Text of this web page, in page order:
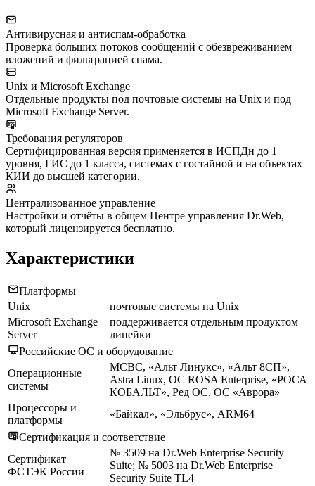
Антивирусная и антиспам-обработка
Проверка больших потоков сообщений с обезвреживанием
вложений и фильтрацией спама.
Unix и Microsoft Exchange
Отдельные продукты под почтовые системы на Unix и под
Microsoft Exchange Server.
Требования регуляторов
Сертифицированная версия применяется в ИСПДн до 1
уровня, ГИС до 1 класса, системах с гостайной и на объектах
КИИ до высшей категории.
Централизованное управление
Настройки и отчёты в общем Центре управления Dr.Web,
который лицензируется бесплатно.
Характеристики
Платформы
Unix
почтовые системы на Unix
Microsoft Exchange
Server
поддерживается отдельным продуктом
линейки
Российские ОС и оборудование
Операционные
системы
МСВС, «Альт Линукс», «Альт 8СП»,
Astra Linux, ОС ROSA Enterprise, «РОСА
КОБАЛЬТ», Ред ОС, ОС «Аврора»
Процессоры и
платформы
«Байкал», «Эльбрус», ARM64
Сертификация и соответствие
Сертификат
ФСТЭК России
№ 3509 на Dr.Web Enterprise Security
Suite; № 5003 на Dr.Web Enterprise
Security Suite TL4